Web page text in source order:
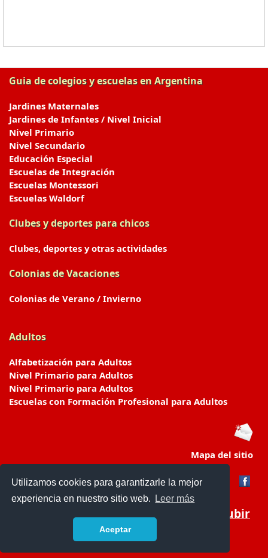
Utilizamos cookies para garantizarle la mejor
experiencia en nuestro sitio web.
Leer más
Aceptar
Guia de colegios y escuelas en Argentina
Jardines Maternales
Jardines de Infantes / Nivel Inicial
Nivel Primario
Nivel Secundario
Educación Especial
Escuelas de Integración
Escuelas Montessori
Escuelas Waldorf
Clubes y deportes para chicos
Clubes, deportes y otras actividades
Colonias de Vacaciones
Colonias de Verano / Invierno
Adultos
Alfabetización para Adultos
Nivel Primario para Adultos
Nivel Primario para Adultos
Escuelas con Formación Profesional para Adultos
Mapa del sitio
Subir